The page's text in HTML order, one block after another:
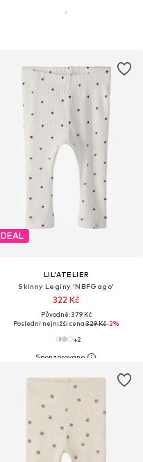
DEAL
LIL'ATELIER
Skinny Legíny 'NBFGago'
322 Kč
Původně: 379 Kč
Poslední nejnižší cena:329 Kč-2%
+2